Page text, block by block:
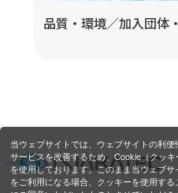
当ウェブサイトでは、ウェブサイトの利便
サービスを改善するため、Cookie（クッキ
を使用しております。このまま当ウェブサ
をご利用になる場合、クッキーを使用する
品質・環境／加入団体